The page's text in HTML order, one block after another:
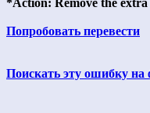
Попробовать перевести
Поискать эту ошибку на